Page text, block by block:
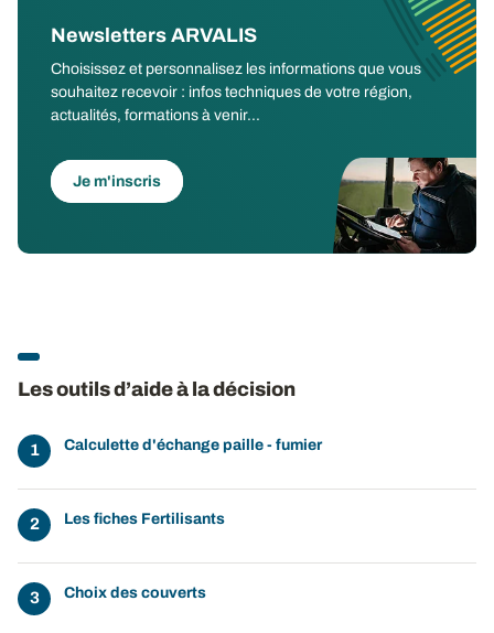
Newsletters ARVALIS
Choisissez et personnalisez les informations que vous
souhaitez recevoir : infos techniques de votre région,
actualités, formations à venir...
Je m'inscris
Les outils d’aide à la décision
Calculette d'échange paille - fumier
Les fiches Fertilisants
Choix des couverts